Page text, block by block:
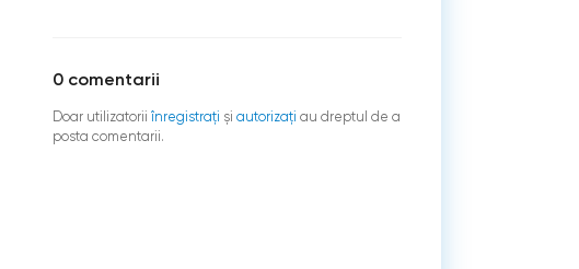
0 comentarii
Doar utilizatorii înregistraţi şi autorizați au dreptul de a
posta comentarii.